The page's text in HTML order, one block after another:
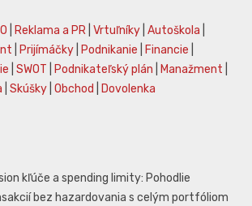
Reklama a PR Vrtuľníky Autoškola
Prijímáčky Podnikanie Financie
SWOT Podnikateľský plán Manažment
Skúšky Obchod Dovolenka
kľúče a spending limity: Pohodlie
bez hazardovania s celým portfóliom